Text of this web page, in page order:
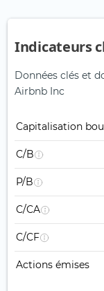
Indicateurs
Données clés et
Airbnb Inc
Capitalisation
C/B
P/B
C/CA
C/CF
Actions émises